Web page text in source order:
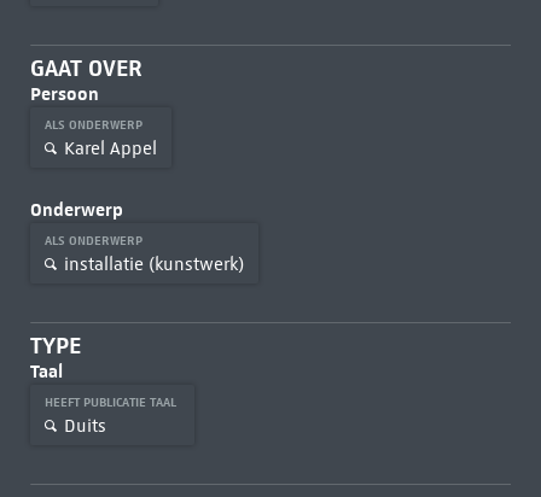
GAAT OVER
Persoon
ALS ONDERWERP
Karel Appel
Onderwerp
ALS ONDERWERP
installatie (kunstwerk)
TYPE
Taal
HEEFT PUBLICATIE TAAL
Duits